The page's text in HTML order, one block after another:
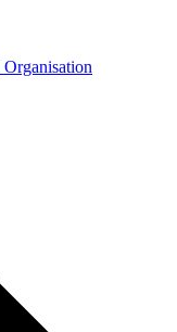
Organisation